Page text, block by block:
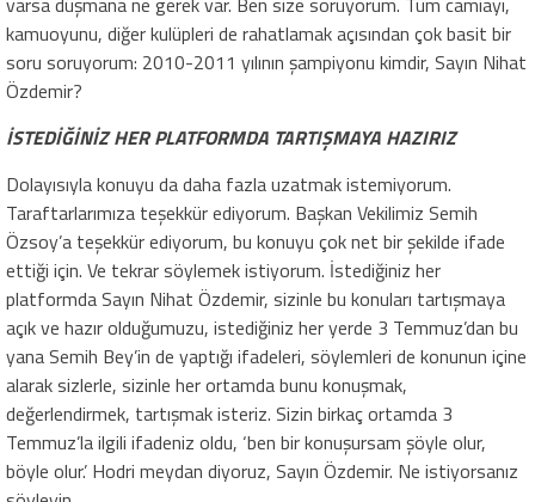
kamuoyunu, diğer kulüpleri de rahatlamak açısından çok basit bir
soru soruyorum: 2010-2011 yılının şampiyonu kimdir, Sayın Nihat
Özdemir?
İSTEDİĞİNİZ HER PLATFORMDA TARTIŞMAYA HAZIRIZ
Dolayısıyla konuyu da daha fazla uzatmak istemiyorum.
Taraftarlarımıza teşekkür ediyorum. Başkan Vekilimiz Semih
Özsoy’a teşekkür ediyorum, bu konuyu çok net bir şekilde ifade
ettiği için. Ve tekrar söylemek istiyorum. İstediğiniz her
platformda Sayın Nihat Özdemir, sizinle bu konuları tartışmaya
açık ve hazır olduğumuzu, istediğiniz her yerde 3 Temmuz’dan bu
yana Semih Bey’in de yaptığı ifadeleri, söylemleri de konunun içine
alarak sizlerle, sizinle her ortamda bunu konuşmak,
değerlendirmek, tartışmak isteriz. Sizin birkaç ortamda 3
Temmuz’la ilgili ifadeniz oldu, ‘ben bir konuşursam şöyle olur,
böyle olur.’ Hodri meydan diyoruz, Sayın Özdemir. Ne istiyorsanız